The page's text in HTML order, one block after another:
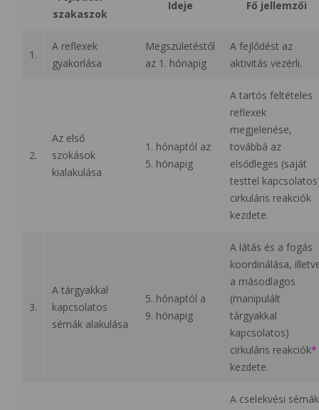
szakaszok
Ideje Fő jellemzői
1.
A reflexek
gyakorlása
Megszületéstől
az 1. hónapig
A fejlődést az
aktivitás vezérli.
2.
Az első
szokások
kialakulása
1. hónaptól az
5. hónapig
A tartós feltételes
reflexek
megjelenése,
továbbá az
elsődleges (saját
testtel
cirkuláris reakciók
kezdete.
3.
A tárgyakkal
kapcsolatos
sémák alakulása
5. hónaptól a
9. hónapig
A látás és a fogás
koordinálása,
a másodlagos
(manipulált
tárgyakkal
kapcsolatos)
cirkuláris reakciók*
kezdete.
A cselekvési sémák